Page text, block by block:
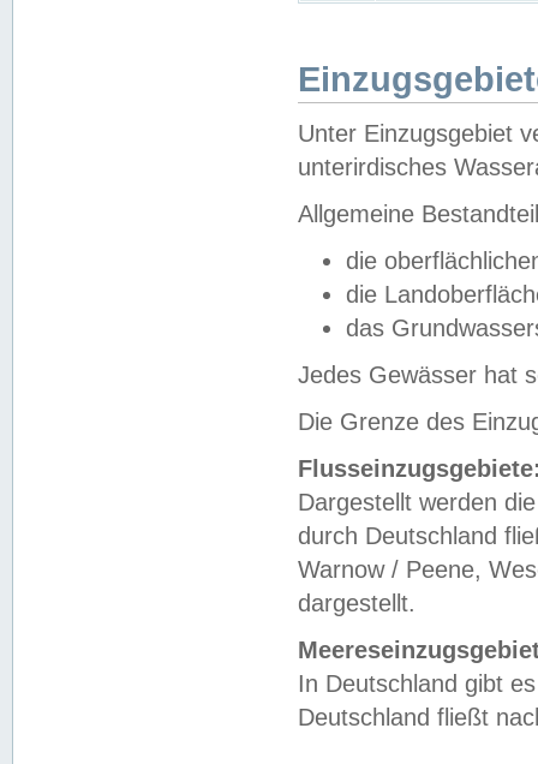
Unter Einzugsgebiet
unterirdisches
Allgemeine
die
die
das
Jedes Gewässer hat
Die Grenze des
Dargestellt werden
durch Deutschland
Warnow / Peene,
dargestellt.
In Deutschland gibt
Deutschland fließt